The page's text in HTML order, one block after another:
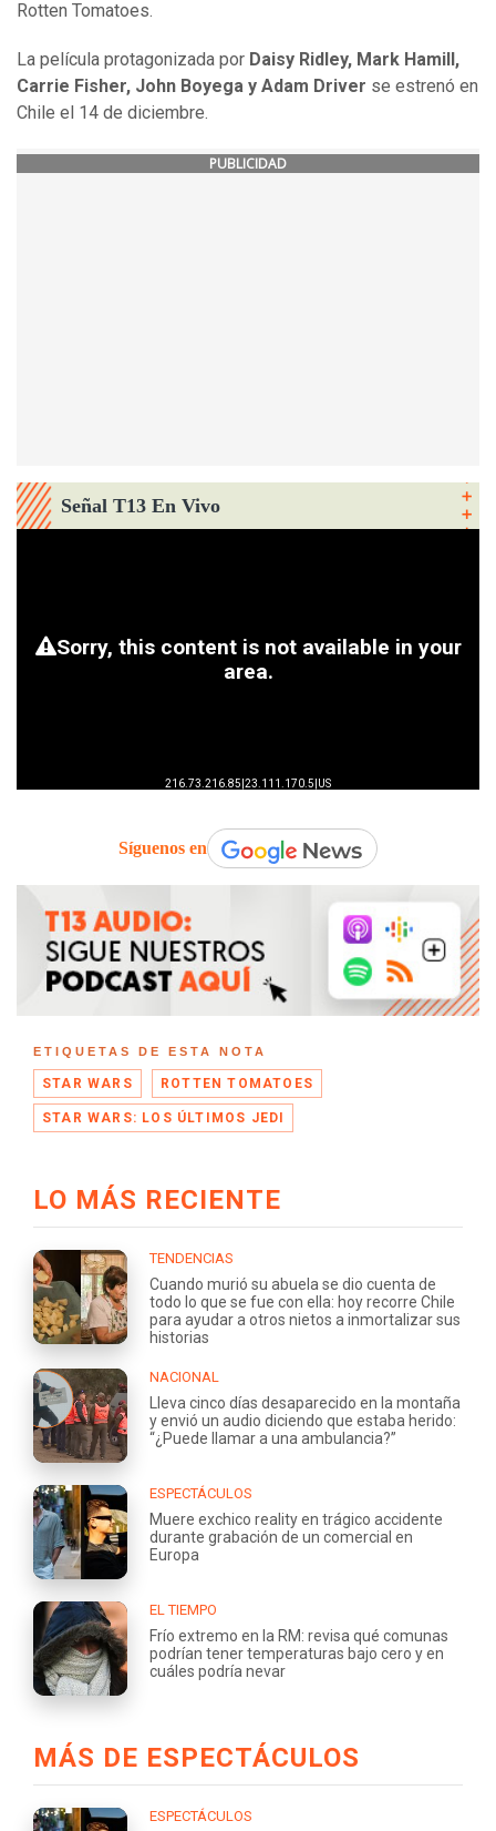
Rotten Tomatoes.
La película protagonizada por Daisy Ridley, Mark Hamill,
Carrie Fisher, John Boyega y Adam Driver se estrenó en
Chile el 14 de diciembre.
PUBLICIDAD
Señal T13 En Vivo
Síguenos en
ETIQUETAS DE ESTA NOTA
STAR WARS ROTTEN TOMATOES
STAR WARS: LOS ÚLTIMOS JEDI
LO MÁS RECIENTE
TENDENCIAS
Cuando murió su abuela se dio cuenta de
todo lo que se fue con ella: hoy recorre Chile
para ayudar a otros nietos a inmortalizar sus
historias
NACIONAL
Lleva cinco días desaparecido en la montaña
y envió un audio diciendo que estaba herido:
“¿Puede llamar a una ambulancia?”
ESPECTÁCULOS
Muere exchico reality en trágico accidente
durante grabación de un comercial en
Europa
EL TIEMPO
Frío extremo en la RM: revisa qué comunas
podrían tener temperaturas bajo cero y en
cuáles podría nevar
MÁS DE ESPECTÁCULOS
ESPECTÁCULOS